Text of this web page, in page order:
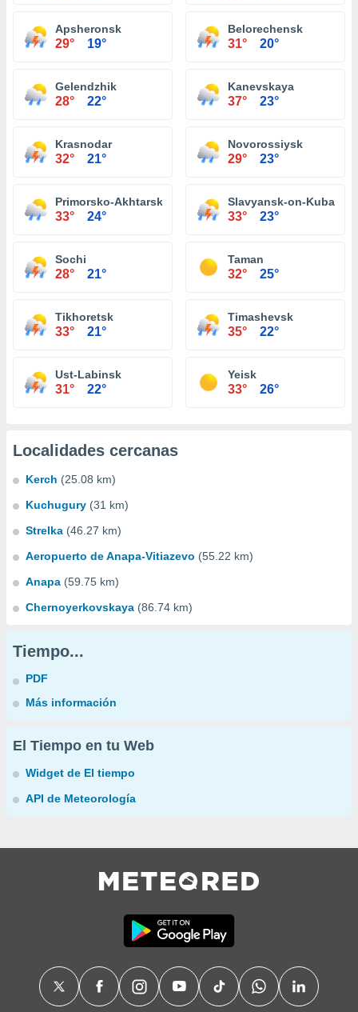
Apsheronsk
29° 19°
Belorechensk
31° 20°
Gelendzhik
28° 22°
Kanevskaya
37° 23°
Krasnodar
32° 21°
Novorossiysk
29° 23°
Primorsko-Akhtarsk
33° 24°
Slavyansk-on-Kuban
33° 23°
Sochi
28° 21°
Taman
32° 25°
Tikhoretsk
33° 21°
Timashevsk
35° 22°
Ust-Labinsk
31° 22°
Yeisk
33° 26°
Localidades cercanas
Kerch (25.08 km)
Kuchugury (31 km)
Strelka (46.27 km)
Aeropuerto de Anapa-Vitiazevo (55.22 km)
Anapa (59.75 km)
Chernoyerkovskaya (86.74 km)
Tiempo...
PDF
Más información
El Tiempo en tu Web
Widget de El tiempo
API de Meteorología